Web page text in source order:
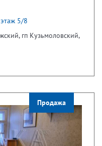
5/8
гп Кузьмоловский,
Продажа